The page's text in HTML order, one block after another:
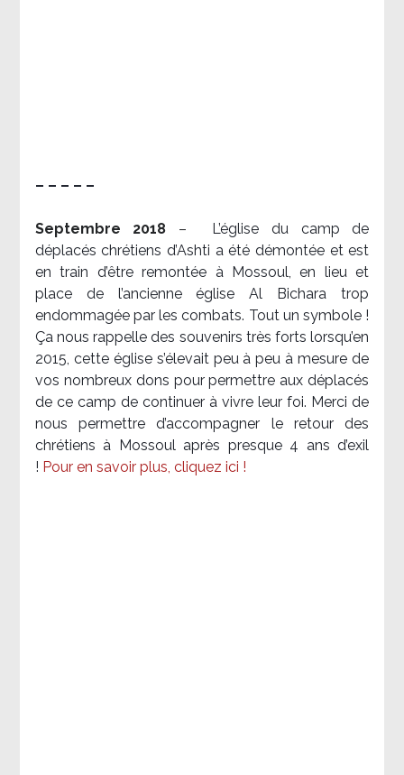
– – – – –
Septembre 2018 –
L’église du camp de
déplacés chrétiens d’Ashti a été démontée et est
en train d’être remontée à Mossoul, en lieu et
place de l’ancienne église Al Bichara trop
endommagée par les combats. Tout un symbole !
Ça nous rappelle des souvenirs très forts lorsqu’en
2015, cette église s’élevait peu à peu à mesure de
vos nombreux dons pour permettre aux déplacés
de ce camp de continuer à vivre leur foi. Merci de
nous permettre d’accompagner le retour des
chrétiens à Mossoul après presque 4 ans d’exil
! Pour en savoir plus, cliquez ici !